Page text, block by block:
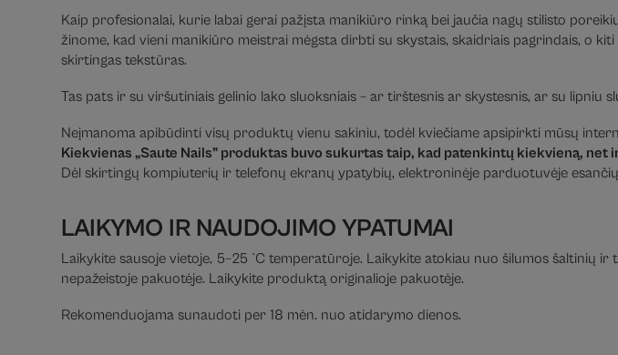
Kaip profesionalai, kurie labai gerai pažįsta manikiūro rinką bei jaučia nagų stilisto
žinome, kad vieni manikiūro meistrai mėgsta dirbti su skystais, skaidriais pagrindais, o
skirtingas tekstūras.
Tas pats ir su viršutiniais gelinio lako sluoksniais – ar tirštesnis ar skystesnis, ar su lipniu
Neįmanoma apibūdinti visų produktų vienu sakiniu, todėl kviečiame apsipirkti mūsų
Kiekvienas „Saute Nails” produktas buvo sukurtas taip, kad patenkintų kiekvieną, net
Dėl skirtingų kompiuterių ir telefonų ekranų ypatybių, elektroninėje parduotuvėje
LAIKYMO IR NAUDOJIMO YPATUMAI
Laikykite sausoje vietoje, 5–25 °C temperatūroje. Laikykite atokiau nuo šilumos šaltinių
nepažeistoje pakuotėje. Laikykite produktą originalioje pakuotėje.
Rekomenduojama sunaudoti per 18 mėn. nuo atidarymo dienos.